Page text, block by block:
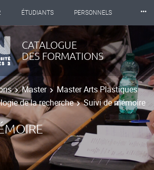
ÉTUDIANTS PERSONNELS
PROFESSIONNELS BIBLIOTHÈQUES
2
⸱⸱⸱
CATALOGUE
DES FORMATIONS
Master
Master Arts Plastiques
de la recherche
Suivi de mémoire